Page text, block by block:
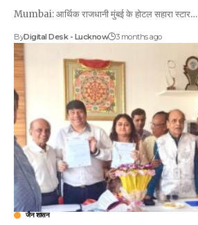
Mumbai: आर्थिक राजधानी मुंबई के होटल सहारा स्टार…
ByDigital Desk - Lucknow 3 months ago
जैन शासन